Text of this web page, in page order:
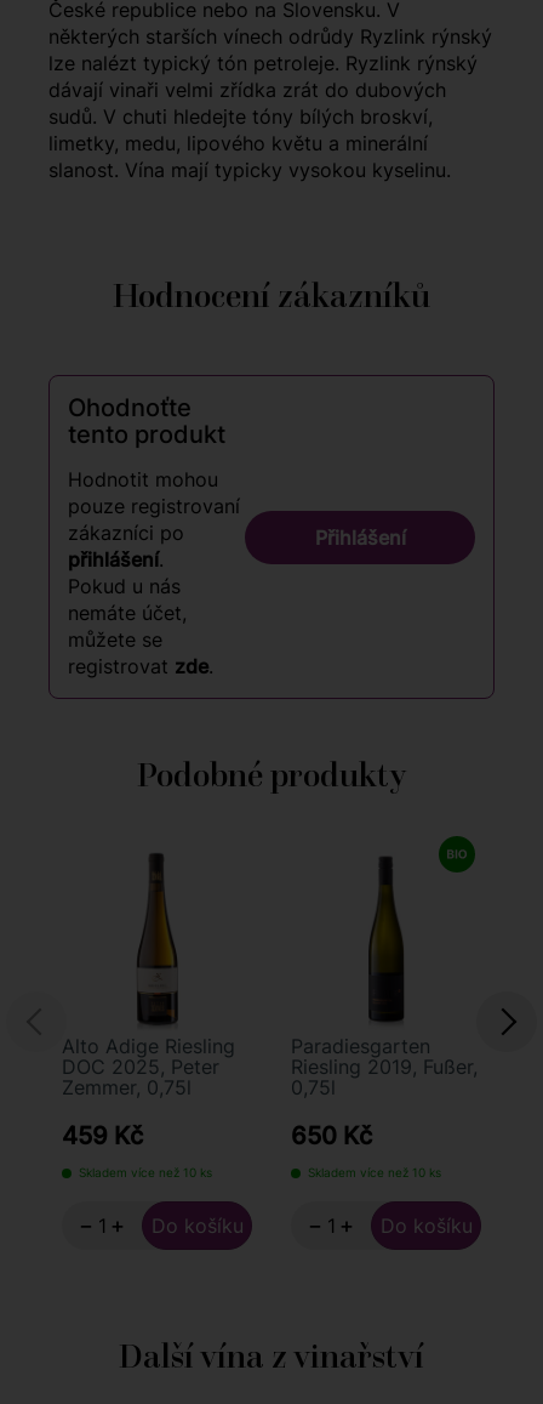
České republice nebo na Slovensku. V
některých starších vínech odrůdy Ryzlink rýnský
lze nalézt typický tón petroleje. Ryzlink rýnský
dávají vinaři velmi zřídka zrát do dubových
sudů. V chuti hledejte tóny bílých broskví,
limetky, medu, lipového květu a minerální
slanost. Vína mají typicky vysokou kyselinu.
Hodnocení zákazníků
Ohodnoťte
tento produkt
Hodnotit mohou
pouze registrovaní
zákazníci po
přihlášení.
Pokud u nás
nemáte účet,
můžete se
registrovat zde.
Přihlášení
Podobné produkty
Alto Adige Riesling
DOC 2025, Peter
Zemmer, 0,75l
459 Kč
Skladem více než 10 ks
− +
Paradiesgarten
Riesling 2019, Fußer,
0,75l
650 Kč
Skladem více než 10 ks
− +
Další vína z vinařství